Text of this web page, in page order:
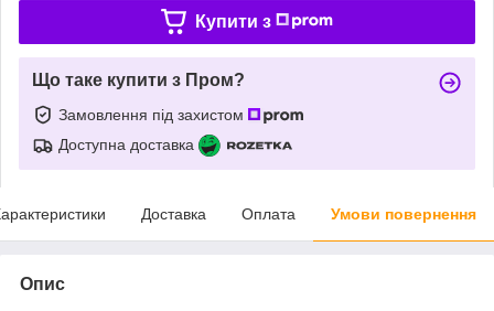
Купити з
Що таке купити з Пром?
Замовлення під захистом
Доступна доставка
Доставка Оплата Умови повернення
Опис